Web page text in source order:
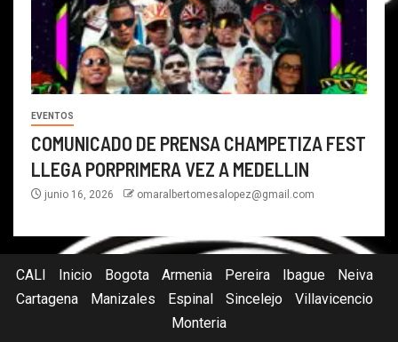
EVENTOS
COMUNICADO DE PRENSA CHAMPETIZA FEST
LLEGA PORPRIMERA VEZ A MEDELLIN
junio 16, 2026 omaralbertomesalopez@gmail.com
CALI Inicio Bogota Armenia Pereira Ibague
Neiva
Cartagena
Manizales Espinal Sincelejo
Villavicencio
Monteria